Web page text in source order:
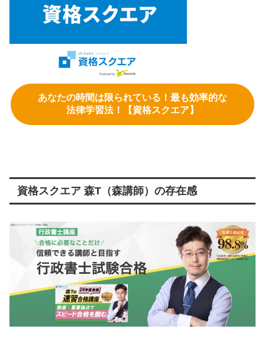
あなたの時間は限られている！最も効率的な
法律学習法！【資格スクエア】
資格スクエア 森T（森講師）の存在感